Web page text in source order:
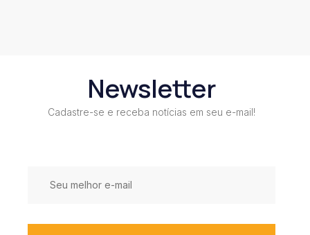
Newsletter
Cadastre-se e receba notícias em seu e-mail!